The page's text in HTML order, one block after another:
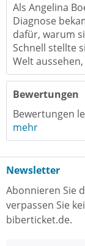
Als Angelina
Diagnose
dafür, warum
Schnell stellte
Welt
Bewertungen
Bewertungen
mehr
Newsletter
Abonnieren Sie
verpassen Sie
biberticket.de.